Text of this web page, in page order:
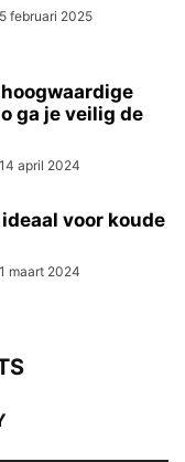
5 februari 2025
ga je veilig de
14 april 2024
voor koude
1 maart 2024